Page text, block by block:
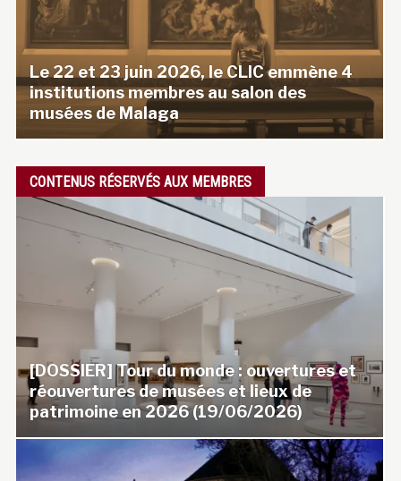
Le 22 et 23 juin 2026, le CLIC emmène 4
institutions membres au salon des
musées de Malaga
CONTENUS RÉSERVÉS AUX MEMBRES
[DOSSIER] Tour du monde : ouvertures et
réouvertures de musées et lieux de
patrimoine en 2026 (19/06/2026)